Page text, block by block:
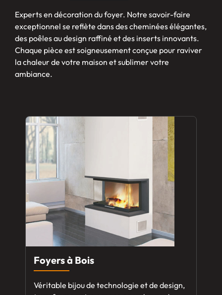
Experts en décoration du foyer. Notre savoir-faire
exceptionnel se reflète dans des cheminées élégantes,
des poêles au design raffiné et des inserts innovants.
Chaque pièce est soigneusement conçue pour raviver
la chaleur de votre maison et sublimer votre
ambiance.
Foyers à Bois
Véritable bijou de technologie et de design,